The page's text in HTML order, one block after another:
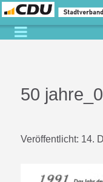
50
Veröffentlicht: 14.